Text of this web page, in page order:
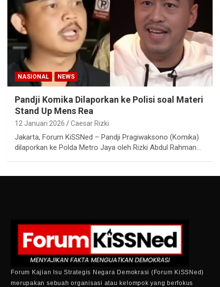
NASIONAL NEWS
Pandji Komika Dilaporkan ke Polisi soal Materi
Stand Up Mens Rea
12 Januari 2026 Caesar Rizki
Jakarta, Forum KiSSNed – Pandji Pragiwaksono (Komika)
dilaporkan ke Polda Metro Jaya oleh Rizki Abdul Rahman…
Forum Kajian Isu Strategis Negara Demokrasi (Forum KiSSNed)
merupakan sebuah organisasi atau kelompok yang berfokus